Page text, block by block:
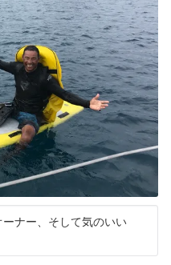
ナー、そして気のいい